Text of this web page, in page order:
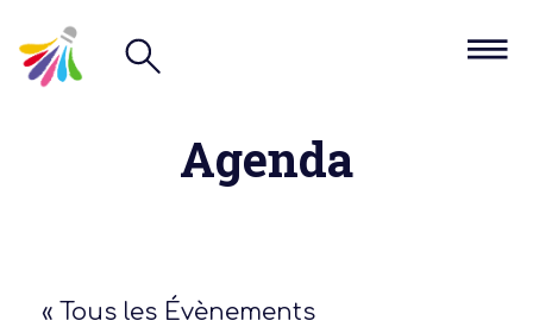
Agenda
« Tous les Évènements